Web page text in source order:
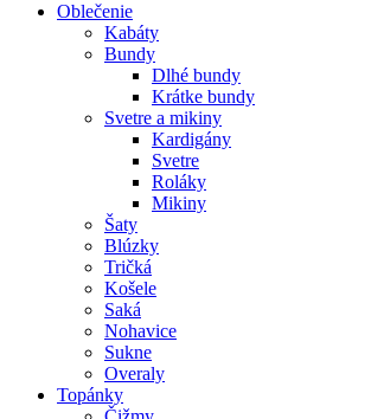
Oblečenie
Kabáty
Bundy
Dlhé bundy
Krátke bundy
Svetre a mikiny
Kardigány
Svetre
Roláky
Mikiny
Šaty
Blúzky
Tričká
Košele
Saká
Nohavice
Sukne
Overaly
Topánky